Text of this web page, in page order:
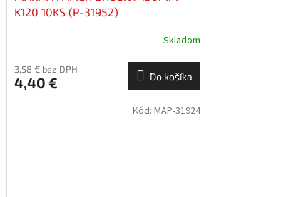
K120 10KS (P-31952)
Skladom
3,58 € bez DPH
4,40 € Do košíka
Kód: MAP-31924